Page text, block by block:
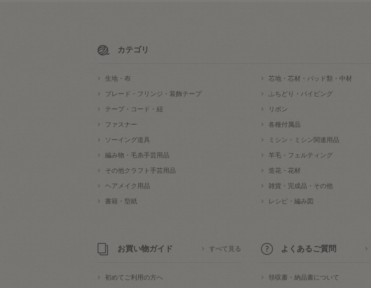
カテゴリ
生地・布 芯地・芯材・パッド類・中材
ブレード・フリンジ・装飾テープ ふちどり・パイピング
テープ・コード・紐 リボン
ファスナー 各種付属品
ソーイング道具 ミシン・ミシン関連用品
編み物・毛糸手芸用品 羊毛・フェルティング
その他クラフト手芸用品 造花・花材
ヘアメイク用品 雑貨・完成品・その他
書籍・型紙 レシピ・編み図
お買い物ガイド すべて見る
初めてご利用の方へ
よくあるご質問
領収書・納品書について